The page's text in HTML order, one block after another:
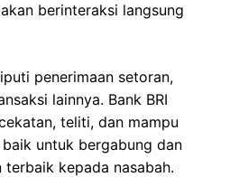
berinteraksi langsung
penerimaan setoran,
lainnya. Bank BRI
teliti, dan mampu
untuk bergabung dan
terbaik kepada nasabah.